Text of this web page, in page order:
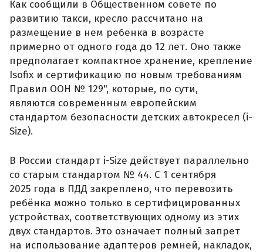
Как сообщили в Общественном совете по
развитию такси, кресло рассчитано на
размещение в нем ребенка в возрасте
примерно от одного года до 12 лет. Оно также
предполагает компактное хранение, крепление
Isofix и сертификацию по новым требованиям
Правил ООН № 129", которые, по сути,
являются современным европейским
стандартом безопасности детских автокресел (i-
Size).
В России стандарт i-Size действует параллельно
со старым стандартом № 44. С 1 сентября
2025 года в ПДД закреплено, что перевозить
ребёнка можно только в сертифицированных
устройствах, соответствующих одному из этих
двух стандартов. Это означает полный запрет
на использование адаптеров ремней, накладок,